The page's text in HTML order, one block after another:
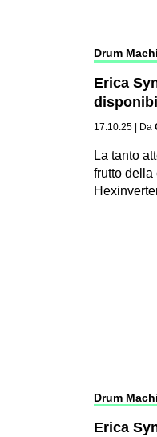
Drum
Erica
17.10.25 Da
La tanto
frutto della
Drum
Erica